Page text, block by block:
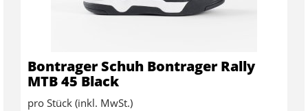
Bontrager Schuh Bontrager Rally
MTB 45 Black
pro Stück (inkl. MwSt.)